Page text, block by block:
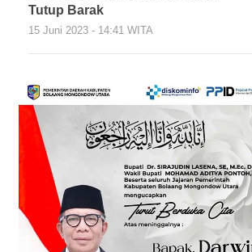
Tutup Barak
15 Juni 2023 - 14:41 WITA